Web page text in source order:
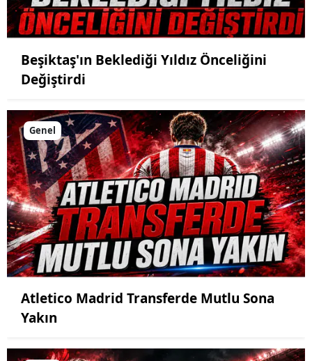
Beşiktaş'ın Beklediği Yıldız Önceliğini
Değiştirdi
Genel
Atletico Madrid Transferde Mutlu Sona
Yakın